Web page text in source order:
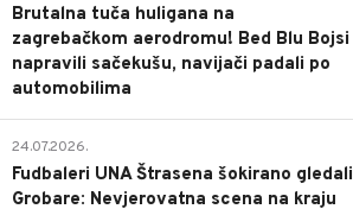
Brutalna tuča huligana na
zagrebačkom aerodromu! Bed Blu Bojsi
napravili sačekušu, navijači padali po
automobilima
24.07.2026.
Fudbaleri UNA Štrasena šokirano gledali
Grobare: Nevjerovatna scena na kraju